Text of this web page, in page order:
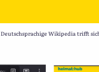
Deutschsprachige Wikipedia trifft